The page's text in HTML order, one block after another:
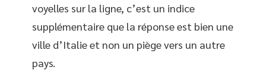
voyelles sur la ligne, c’est un indice
supplémentaire que la réponse est bien une
ville d’Italie et non un piège vers un autre
pays.